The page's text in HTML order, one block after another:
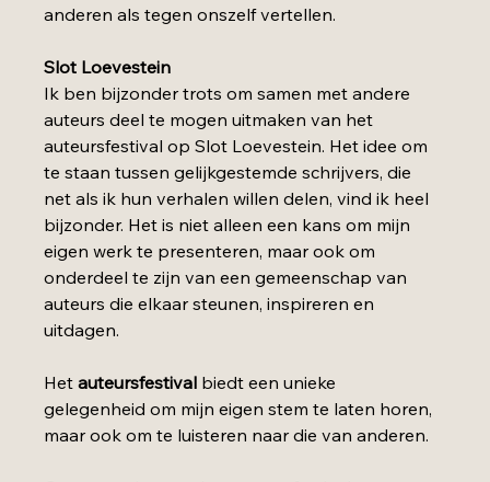
anderen als tegen onszelf vertellen.
Slot Loevestein
Ik ben bijzonder trots om samen met andere
auteurs deel te mogen uitmaken van het
auteursfestival op Slot Loevestein. Het idee om
te staan tussen gelijkgestemde schrijvers, die
net als ik hun verhalen willen delen, vind ik heel
bijzonder. Het is niet alleen een kans om mijn
eigen werk te presenteren, maar ook om
onderdeel te zijn van een gemeenschap van
auteurs die elkaar steunen, inspireren en
uitdagen.
Het auteursfestival biedt een unieke
gelegenheid om mijn eigen stem te laten horen,
maar ook om te luisteren naar die van anderen.